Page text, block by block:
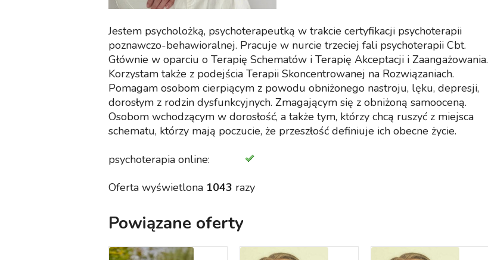
Jestem psycholożką, psychoterapeutką w trakcie certyfikacji psychoterapii
poznawczo-behawioralnej. Pracuje w nurcie trzeciej fali psychoterapii Cbt.
Głównie w oparciu o Terapię Schematów i Terapię Akceptacji i Zaangażowania.
Korzystam także z podejścia Terapii Skoncentrowanej na Rozwiązaniach.
Pomagam osobom cierpiącym z powodu obniżonego nastroju, lęku, depresji,
dorosłym z rodzin dysfunkcyjnych. Zmagającym się z obniżoną samooceną.
Osobom wchodzącym w dorosłość, a także tym, którzy chcą ruszyć z miejsca
schematu, którzy mają poczucie, że przeszłość definiuje ich obecne życie.
psychoterapia online:
Oferta wyświetlona 1043 razy
Powiązane oferty